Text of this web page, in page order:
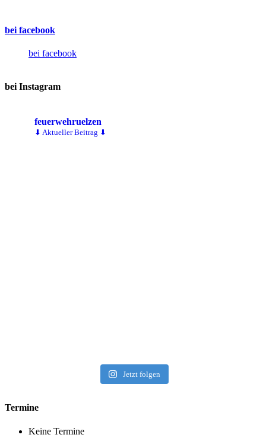
bei facebook
bei facebook
bei Instagram
feuerwehruelzen
⬇ Aktueller Beitrag ⬇
Jetzt folgen
Termine
Keine Termine